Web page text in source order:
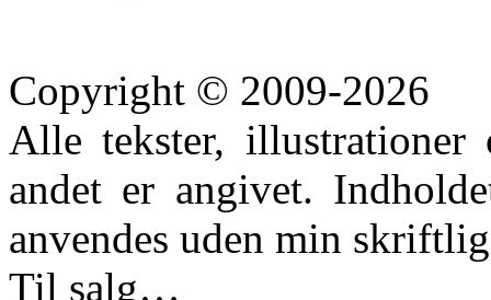
Copyright © 2009-2026
Alle tekster, illustrationer
andet er angivet.
anvendes uden min
Til salg…